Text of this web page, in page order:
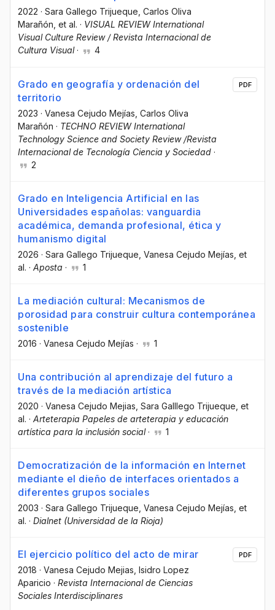
2022 · Sara Gallego Trijueque , Carlos Oliva
Marañón , et al. · VISUAL REVIEW International
Visual Culture Review / Revista Internacional de
Cultura Visual· 4
Grado en geografía y ordenación del
territorio
2023 · Vanesa Cejudo Mejías , Carlos Oliva
Marañón · TECHNO REVIEW International
Technology Science and Society Review /Revista
Internacional de Tecnología Ciencia y Sociedad ·
2
PDF
Grado en Inteligencia Artificial en las
Universidades españolas: vanguardia
académica, demanda profesional, ética y
humanismo digital
2026 · Sara Gallego Trijueque , Vanesa Cejudo Mejías , et
al. · Aposta · 1
La mediación cultural: Mecanismos de
porosidad para construir cultura contemporánea
sostenible
2016 · Vanesa Cejudo Mejías · 1
Una contribución al aprendizaje del futuro a
través de la mediación artística
2020 · Vanesa Cejudo Mejias , Sara Galllego Trijueque , et
al. · Arteterapia Papeles de arteterapia y educación
artística para la inclusión social· 1
Democratización de la información en Internet
mediante el dieño de interfaces orientados a
diferentes grupos sociales
2003 · Sara Gallego Trijueque , Vanesa Cejudo Mejías , et
al. · Dialnet (Universidad de la Rioja)
El ejercicio político del acto de mirar
2018 · Vanesa Cejudo Mejias , Isidro Lopez
Aparicio · Revista Internacional de Ciencias
Sociales Interdisciplinares
PDF